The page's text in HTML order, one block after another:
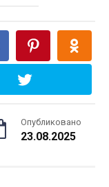
Опубликовано
23.08.2025